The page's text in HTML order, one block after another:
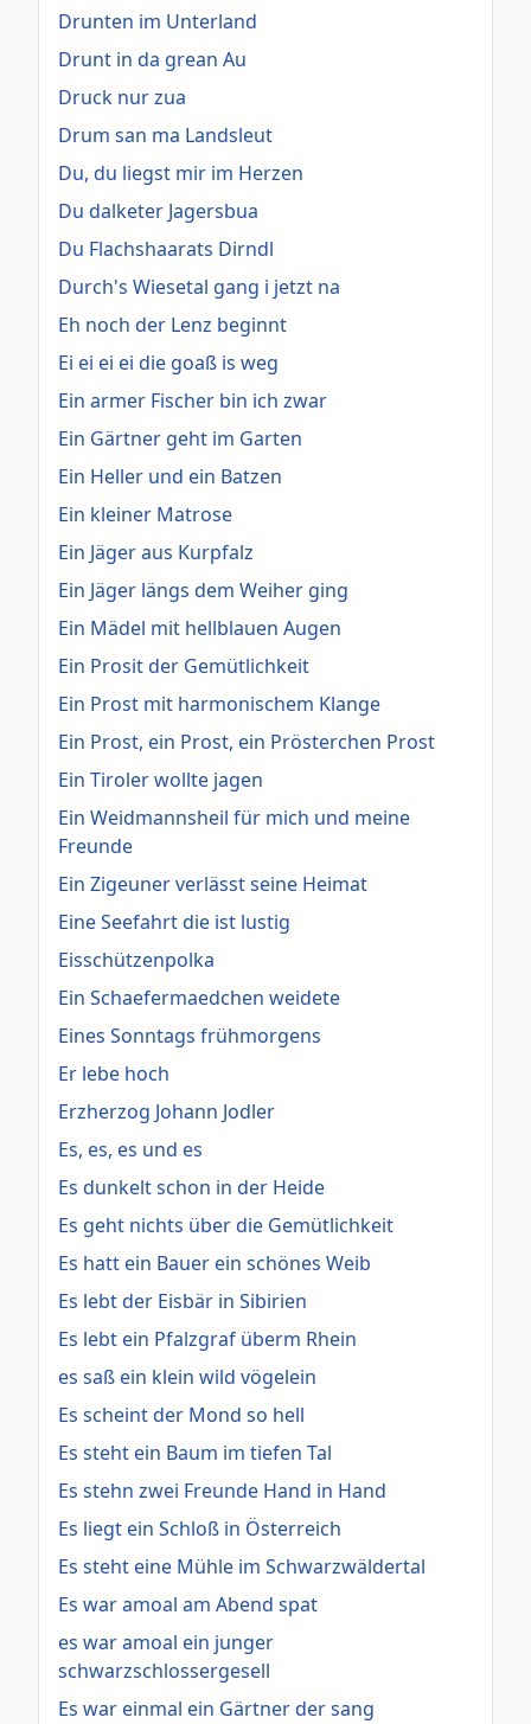
Drunten im Unterland
Drunt in da grean Au
Druck nur zua
Drum san ma Landsleut
Du, du liegst mir im Herzen
Du dalketer Jagersbua
Du Flachshaarats Dirndl
Durch's Wiesetal gang i jetzt na
Eh noch der Lenz beginnt
Ei ei ei ei die goaß is weg
Ein armer Fischer bin ich zwar
Ein Gärtner geht im Garten
Ein Heller und ein Batzen
Ein kleiner Matrose
Ein Jäger aus Kurpfalz
Ein Jäger längs dem Weiher ging
Ein Mädel mit hellblauen Augen
Ein Prosit der Gemütlichkeit
Ein Prost mit harmonischem Klange
Ein Prost, ein Prost, ein Prösterchen Prost
Ein Tiroler wollte jagen
Ein Weidmannsheil für mich und meine
Freunde
Ein Zigeuner verlässt seine Heimat
Eine Seefahrt die ist lustig
Eisschützenpolka
Ein Schaefermaedchen weidete
Eines Sonntags frühmorgens
Er lebe hoch
Erzherzog Johann Jodler
Es, es, es und es
Es dunkelt schon in der Heide
Es geht nichts über die Gemütlichkeit
Es hatt ein Bauer ein schönes Weib
Es lebt der Eisbär in Sibirien
Es lebt ein Pfalzgraf überm Rhein
es saß ein klein wild vögelein
Es scheint der Mond so hell
Es steht ein Baum im tiefen Tal
Es stehn zwei Freunde Hand in Hand
Es liegt ein Schloß in Österreich
Es steht eine Mühle im Schwarzwäldertal
Es war amoal am Abend spat
es war amoal ein junger
schwarzschlossergesell
Es war einmal ein Gärtner der sang